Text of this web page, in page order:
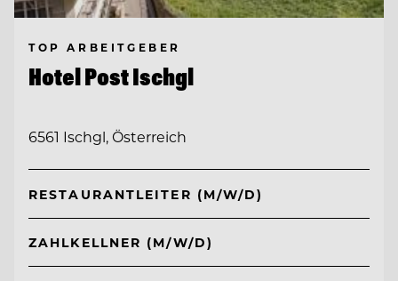
TOP ARBEITGEBER
Hotel Post Ischgl
6561 Ischgl, Österreich
RESTAURANTLEITER (M/W/D)
ZAHLKELLNER (M/W/D)